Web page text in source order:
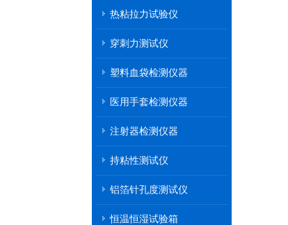
热粘拉力试验仪
穿刺力测试仪
塑料血袋检测仪器
医用手套检测仪器
注射器检测仪器
持粘性测试仪
铝箔针孔度测试仪
恒温恒湿试验箱